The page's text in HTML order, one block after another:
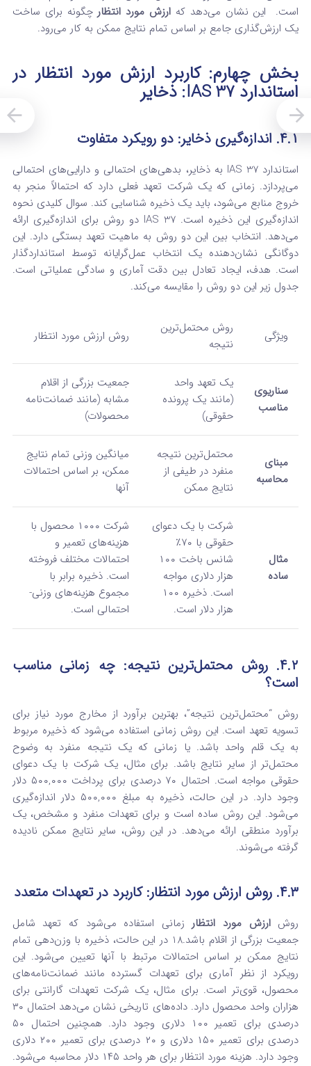
است.
این نشان می‌دهد که ارزش مورد انتظارچگونه برای ساخت
یک ارزش‌گذاری جامع بر اساس تمام نتایج ممکن به کار می‌رود.
بخش چهارم: کاربرد ارزش مورد انتظار در
استاندارد IAS 37: ذخایر
۴.۱. اندازه‌گیری ذخایر: دو رویکرد متفاوت
استاندارد IAS 37 به ذخایر، بدهی‌های احتمالی و دارایی‌های احتمالی
می‌پردازد. زمانی که یک شرکت تعهد فعلی دارد که احتمالاً منجر به
خروج منابع می‌شود، باید یک ذخیره شناسایی کند. سوال کلیدی نحوه
اندازه‌گیری این ذخیره است. IAS 37 دو روش برای اندازه‌گیری ارائه
می‌دهد. انتخاب بین این دو روش به ماهیت تعهد بستگی دارد. این
دوگانگی نشان‌دهنده یک انتخاب عمل‌گرایانه توسط استانداردگذار
است. هدف، ایجاد تعادل بین دقت آماری و سادگی عملیاتی است.
جدول زیر این دو روش را مقایسه می‌کند.
ویژگی
روش محتمل‌ترین
نتیجه
روش ارزش مورد انتظار
سناریوی
مناسب
یک تعهد واحد
(مانند یک پرونده
حقوقی)
جمعیت بزرگی از اقلام
مشابه (مانند ضمانت‌نامه
محصولات)
مبنای
محاسبه
محتمل‌ترین نتیجه
منفرد در طیفی از
نتایج ممکن
میانگین وزنی تمام نتایج
ممکن، بر اساس احتمالات
آنها
مثال
ساده
شرکت با یک دعوای
حقوقی با ۷۰٪
شانس باخت ۱۰۰
هزار دلاری مواجه
است. ذخیره ۱۰۰
هزار دلار است.
شرکت ۱۰۰۰ محصول با
هزینه‌های تعمیر و
احتمالات مختلف فروخته
است. ذخیره برابر با
مجموع هزینه‌های وزنی-
احتمالی است.
۴.۲. روش محتمل‌ترین نتیجه: چه زمانی مناسب
است؟
روش “محتمل‌ترین نتیجه”، بهترین برآورد از مخارج مورد نیاز برای
تسویه تعهد است. این روش زمانی استفاده می‌شود که ذخیره مربوط
به یک قلم واحد باشد. یا زمانی که یک نتیجه منفرد به وضوح
محتمل‌تر از سایر نتایج باشد. برای مثال، یک شرکت با یک دعوای
حقوقی مواجه است. احتمال ۷۰ درصدی برای پرداخت ۵۰۰,۰۰۰ دلار
وجود دارد. در این حالت، ذخیره به مبلغ ۵۰۰,۰۰۰ دلار اندازه‌گیری
می‌شود. این روش ساده است و برای تعهدات منفرد و مشخص، یک
برآورد منطقی ارائه می‌دهد. در این روش، سایر نتایج ممکن نادیده
گرفته می‌شوند.
۴.۳. روش ارزش مورد انتظار: کاربرد در تعهدات متعدد
روشارزش مورد انتظارزمانی استفاده می‌شود که تعهد شامل
جمعیت بزرگی از اقلام باشد.18 در این حالت، ذخیره با وزن‌دهی تمام
نتایج ممکن بر اساس احتمالات مرتبط با آنها تعیین می‌شود. این
رویکرد از نظر آماری برای تعهدات گسترده مانند ضمانت‌نامه‌های
محصول، قوی‌تر است. برای مثال، یک شرکت تعهدات گارانتی برای
هزاران واحد محصول دارد. داده‌های تاریخی نشان می‌دهد احتمال ۳۰
درصدی برای تعمیر ۱۰۰ دلاری وجود دارد. همچنین احتمال ۵۰
درصدی برای تعمیر ۱۵۰ دلاری و ۲۰ درصدی برای تعمیر ۲۰۰ دلاری
وجود دارد. هزینه مورد انتظار برای هر واحد ۱۴۵ دلار محاسبه می‌شود.